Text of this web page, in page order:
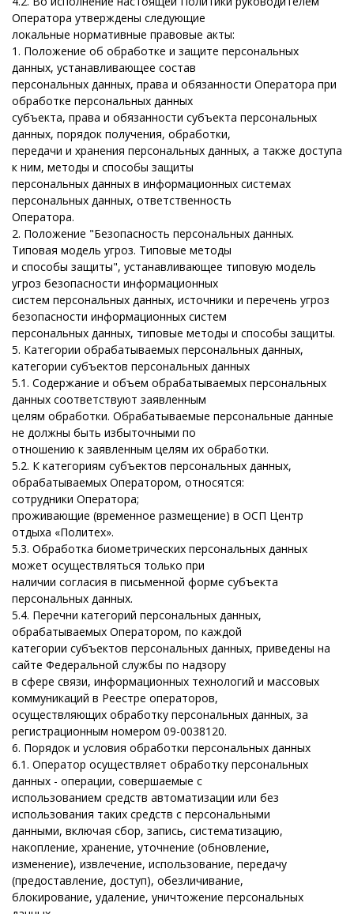
Оператора утверждены следующие
локальные нормативные правовые акты:
1. Положение об обработке и защите персональных
данных, устанавливающее состав
персональных данных, права и обязанности Оператора при
обработке персональных данных
субъекта, права и обязанности субъекта персональных
данных, порядок получения, обработки,
передачи и хранения персональных данных, а также доступа
к ним, методы и способы защиты
персональных данных в информационных системах
персональных данных, ответственность
Оператора.
2. Положение "Безопасность персональных данных.
Типовая модель угроз. Типовые методы
и способы защиты", устанавливающее типовую модель
угроз безопасности информационных
систем персональных данных, источники и перечень угроз
безопасности информационных систем
персональных данных, типовые методы и способы защиты.
5. Категории обрабатываемых персональных данных,
категории субъектов персональных данных
5.1. Содержание и объем обрабатываемых персональных
данных соответствуют заявленным
целям обработки. Обрабатываемые персональные данные
не должны быть избыточными по
отношению к заявленным целям их обработки.
5.2. К категориям субъектов персональных данных,
обрабатываемых Оператором, относятся:
сотрудники Оператора;
проживающие (временное размещение) в ОСП Центр
отдыха «Политех».
5.3. Обработка биометрических персональных данных
может осуществляться только при
наличии согласия в письменной форме субъекта
персональных данных.
5.4. Перечни категорий персональных данных,
обрабатываемых Оператором, по каждой
категории субъектов персональных данных, приведены на
сайте Федеральной службы по надзору
в сфере связи, информационных технологий и массовых
коммуникаций в Реестре операторов,
осуществляющих обработку персональных данных, за
регистрационным номером 09-0038120.
6. Порядок и условия обработки персональных данных
6.1. Оператор осуществляет обработку персональных
данных - операции, совершаемые с
использованием средств автоматизации или без
использования таких средств с персональными
данными, включая сбор, запись, систематизацию,
накопление, хранение, уточнение (обновление,
изменение), извлечение, использование, передачу
(предоставление, доступ), обезличивание,
блокирование, удаление, уничтожение персональных